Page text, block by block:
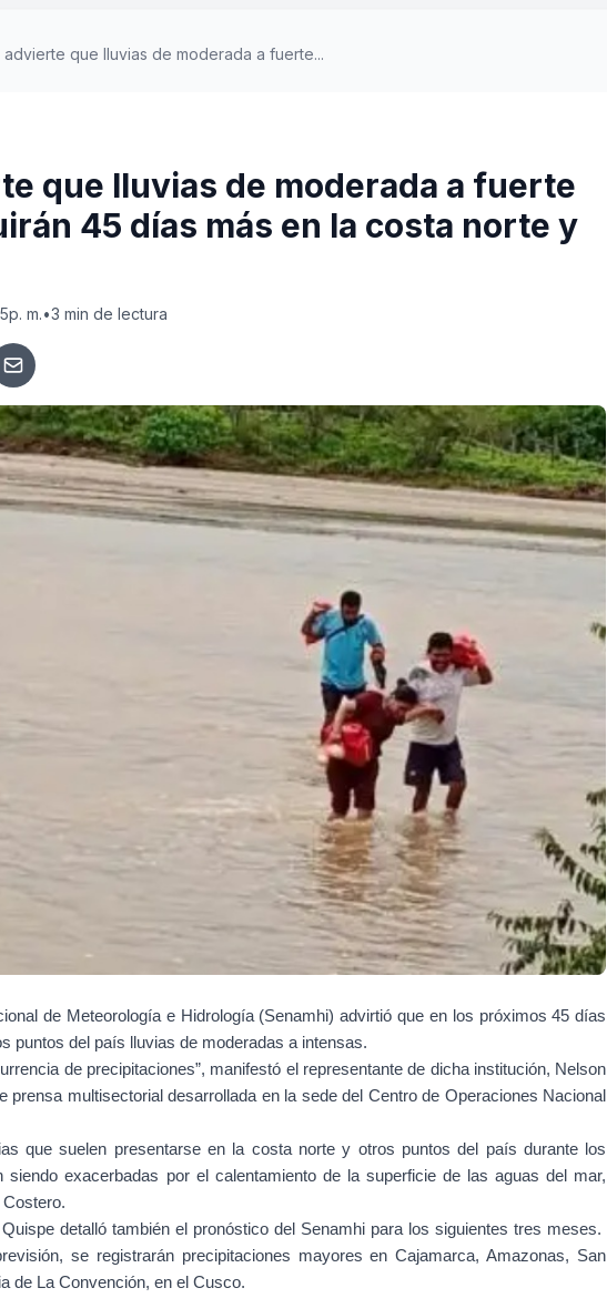
advierte que lluvias de moderada a fuerte...
que lluvias de moderada a fuerte
45 días más en la costa norte y
m.•3 min de lectura
de Meteorología e Hidrología (Senamhi) advirtió que en los próximos 45 días
puntos del país lluvias de moderadas a intensas.
de precipitaciones”, manifestó el representante de dicha institución, Nelson
prensa multisectorial desarrollada en la sede del Centro de Operaciones Nacional
que suelen presentarse en la costa norte y otros puntos del país durante los
siendo exacerbadas por el calentamiento de la superficie de las aguas del mar,
detalló también el pronóstico del Senamhi para los siguientes tres meses.
se registrarán precipitaciones mayores en Cajamarca, Amazonas, San
de La Convención, en el Cusco.